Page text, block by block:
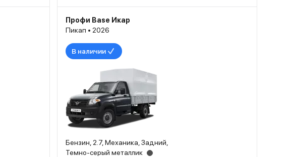
Профи Base Икар
Пикап • 2026
В наличии
Бензин, 2.7, Механика, Задний,
Темно-серый металлик